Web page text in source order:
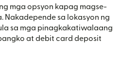
mga opsyon kapag magse-
Nakadepende sa lokasyon ng
sa mga pinagkakatiwalaang
at debit card deposit